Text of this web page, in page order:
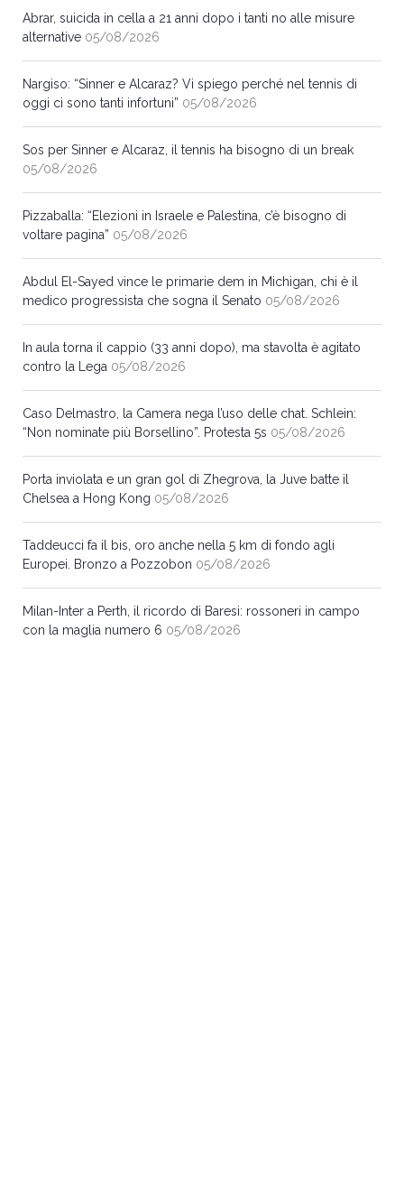
Abrar, suicida in cella a 21 anni dopo i tanti no alle misure
alternative 05/08/2026
Nargiso: “Sinner e Alcaraz? Vi spiego perché nel tennis di
oggi ci sono tanti infortuni” 05/08/2026
Sos per Sinner e Alcaraz, il tennis ha bisogno di un break
05/08/2026
Pizzaballa: “Elezioni in Israele e Palestina, c’è bisogno di
voltare pagina” 05/08/2026
Abdul El-Sayed vince le primarie dem in Michigan, chi è il
medico progressista che sogna il Senato 05/08/2026
In aula torna il cappio (33 anni dopo), ma stavolta è agitato
contro la Lega 05/08/2026
Caso Delmastro, la Camera nega l’uso delle chat. Schlein:
“Non nominate più Borsellino”. Protesta 5s 05/08/2026
Porta inviolata e un gran gol di Zhegrova, la Juve batte il
Chelsea a Hong Kong 05/08/2026
Taddeucci fa il bis, oro anche nella 5 km di fondo agli
Europei. Bronzo a Pozzobon 05/08/2026
Milan-Inter a Perth, il ricordo di Baresi: rossoneri in campo
con la maglia numero 6 05/08/2026